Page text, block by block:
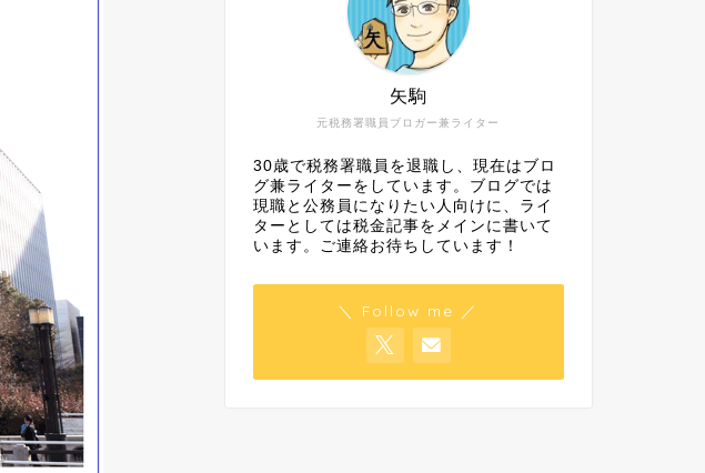
元税務署職員ブロガー兼ライター
矢駒
30歳で税務署職員を退職し、現在はブロ
グ兼ライターをしています。ブログでは
現職と公務員になりたい人向けに、ライ
ターとしては税金記事をメインに書いて
います。ご連絡お待ちしています！
＼ Follow me ／